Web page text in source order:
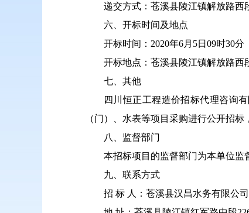
递交方式：苍溪县陵江镇解放路西
六、开标时间及地点
开标时间： 2020年6月 5日 09时30分
开标地点：苍溪县陵江镇解放路西
七、其他
四川恒正工程造价招标代理咨询
（门）、水表等项目采购进行公开招标
八、监督部门
本招标项目的监督部门为本单位监
九、联系方式
招 标 人：苍溪县汉昌水务有限公司